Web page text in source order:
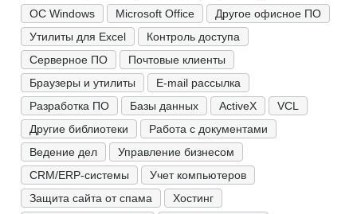
ОС Windows
Microsoft Office
Другое офисное ПО
Утилиты для Excel
Контроль доступа
Серверное ПО
Почтовые клиенты
Браузеры и утилиты
E-mail рассылка
Разработка ПО
Базы данных ActiveX
VCL
Другие библиотеки
Работа с документами
Ведение дел
Управление бизнесом
CRM/ERP-системы
Учет компьютеров
Защита сайта от спама
Хостинг